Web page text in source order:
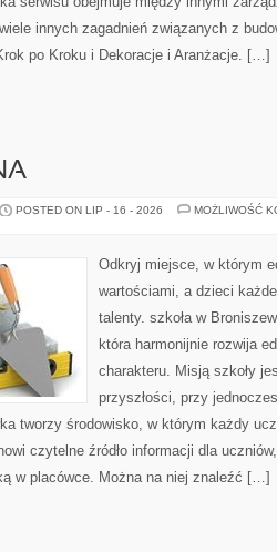
innych zagadnień związanych z
po Kroku i Dekoracje i Aranżacje. […]
POSTED ON LIP - 16 - 2026
MOŻLIWOŚĆ
Odkryj miejsce, w którym
wartościami, a dzieci
talenty. szkoła w
która harmonijnie rozwija
charakteru. Misją szkoły
przyszłości, przy
tworzy środowisko, w którym każdy
czytelne źródło informacji dla
w placówce. Można na niej znaleźć […]